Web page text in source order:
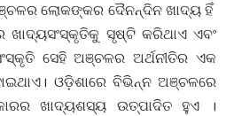
ଲୋକଙ୍କର ଦୈନନ୍ଦିନ ଖାଦ୍ୟ ହିଁ
ଖାଦ୍ୟସଂସ୍କୃତିକୁ ସୃଷ୍ଟି କରିଥାଏ ଏବଂ
ସେହି ଅଞ୍ଚଳର ଅର୍ଥନୀତିର ଏକ
ଓଡ଼ିଶାରେ ବିଭିନ୍ନ ଅଞ୍ଚଳରେ
ଖାଦ୍ୟଶସ୍ୟ ଉତ୍ପାଦିତ ହୁଏ ।